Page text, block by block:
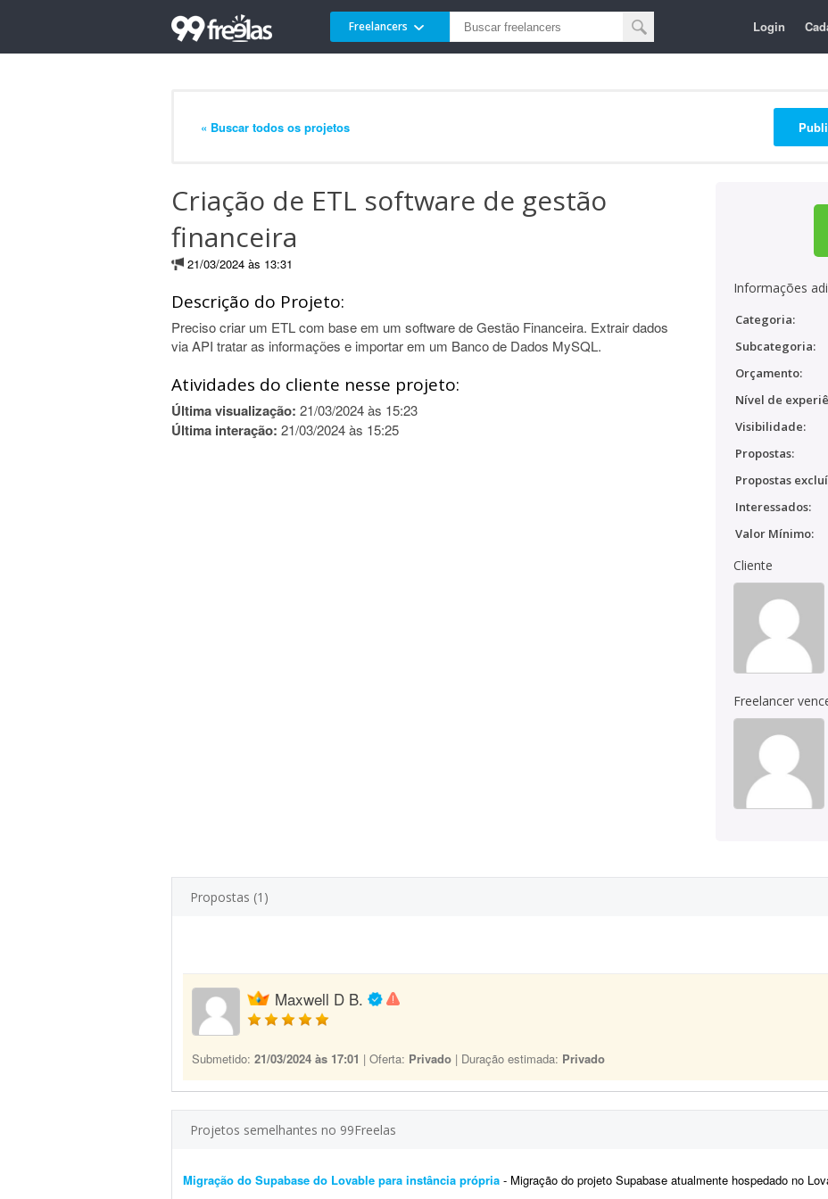
Freelancers Login
« Buscar todos os projetos
Criação de ETL software de gestão
financeira
21/03/2024 às 13:31
Descrição do Projeto:
Preciso criar um ETL com base em um software de Gestão Financeira. Extrair dados
via API tratar as informações e importar em um Banco de Dados MySQL.
Atividades do cliente nesse projeto:
Última visualização: 21/03/2024 às 15:23
Última interação: 21/03/2024 às 15:25
Informações
Categoria:
Subcategoria:
Orçamento:
Nível de
Visibilidade:
Propostas:
Propostas
Interessados:
Valor Mínimo:
Cliente
Freelancer
Propostas (1)
Maxwell D B.
Submetido: 21/03/2024 às 17:01 | Oferta: Privado | Duração estimada: Privado
Projetos semelhantes no 99Freelas
Migração do Supabase do Lovable para instância própria - Migração do projeto Supabase atualmente hospedado no Lovable para uma instância própria, sem